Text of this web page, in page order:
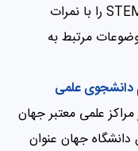
فرآیند پذیرش، باید پیشینه قوی خود در STEM را با نمرات
مرتبط به
دانشجوی علمی
مراکز علمی معتبر جهان
دانشگاه جهان عنوان